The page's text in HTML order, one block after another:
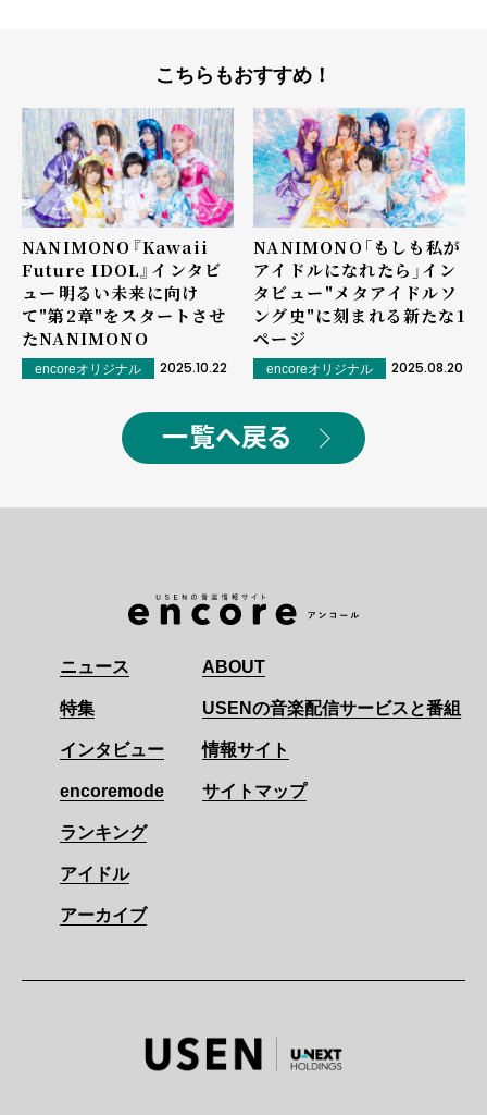
こちらもおすすめ！
NANIMONO『Kawaii
Future IDOL』インタビ
ュー――明るい未来に向け
て"第2章"をスタートさせ
たNANIMONO
encoreオリジナル 2025.10.22
NANIMONO「もしも私が
アイドルになれたら」イン
タビュー――"メタアイドルソ
ング史"に刻まれる新たな1
ページ
encoreオリジナル 2025.08.20
一覧へ戻る
ニュース
特集
インタビュー
encoremode
ランキング
アイドル
アーカイブ
ABOUT
USENの音楽配信サービスと番組
情報サイト
サイトマップ